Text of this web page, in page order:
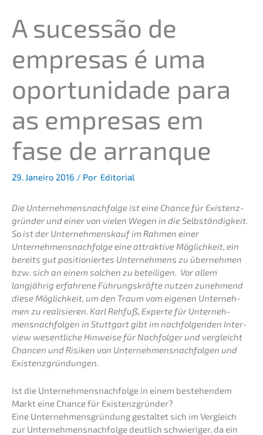
A suces­são de
empre­sas é uma
oportu­ni­da­de para
as empre­sas em
fase de arranque
29. Janei­ro 2016 / Por Editorial
Die Unternehmens­nachfolge ist eine Chance für Existenz­
grün­der und einer von vielen Wegen in die Selbstän­dig­keit.
So ist der Unter­nehmens­kauf im Rahmen einer
Unternehmens­nachfolge eine attrak­ti­ve Möglich­keit, ein
bereits gut positio­nier­tes Unter­neh­mens zu überneh­men
bzw. sich an einem solchen zu betei­li­gen. Vor allem
langjäh­rig erfah­re­ne Führungs­kräf­te nutzen zuneh­mend
diese Möglich­keit, um den Traum vom eigenen Unter­neh­
men zu reali­sie­ren. Karl Rehfuß, Exper­te für Unter­neh­
mens­nach­fol­gen in Stutt­gart gibt im nachfol­gen­den Inter­
view wesent­li­che Hinwei­se für Nachfol­ger und vergleicht
Chancen und Risiken von Unter­neh­mens­nach­fol­gen und
Existenzgründungen.
Ist die Unternehmens­nachfolge in einem bestehen­dem
Markt eine Chance für Existenzgründer?
Eine Unter­neh­mens­grün­dung gestal­tet sich im Vergleich
zur Unternehmens­nachfolge deutlich schwie­ri­ger, da ein